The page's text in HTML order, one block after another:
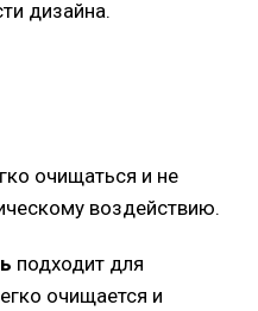
дизайна.
очищаться и не
воздействию.
подходит для
очищается и